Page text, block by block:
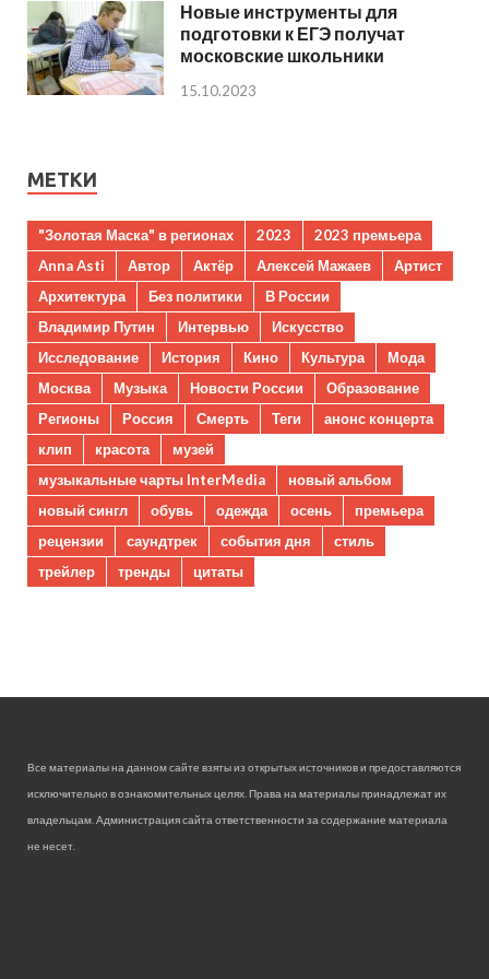
Новые инструменты для
подготовки к ЕГЭ получат
московские школьники
15.10.2023
МЕТКИ
"Золотая Маска" в регионах 2023
2023 премьера
Anna Asti
Автор Актёр Алексей Мажаев
Артист
Архитектура
Без политики
В России
Владимир Путин
Интервью
Искусство
Исследование
История Кино Культура
Мода
Москва
Музыка Новости России
Образование
Регионы
Россия Смерть Теги
анонс концерта
клип
красота
музей
музыкальные чарты InterMedia
новый альбом
новый сингл
обувь одежда осень
премьера
рецензии
саундтрек события дня
стиль
трейлер
тренды цитаты
Все материалы на данном сайте взяты из открытых источников и предоставляются
исключительно в ознакомительных целях. Права на материалы принадлежат их
владельцам. Администрация сайта ответственности за содержание материала
не несет.